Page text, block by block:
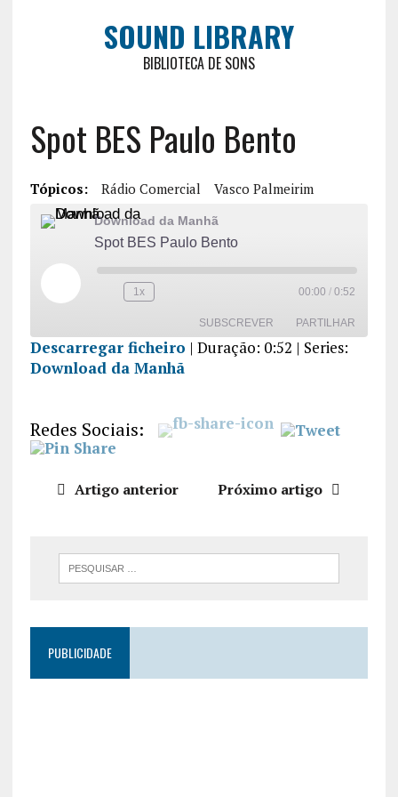
SOUND LIBRARY
BIBLIOTECA DE SONS
Spot BES Paulo Bento
Tópicos: Rádio Comercial Vasco Palmeirim
Download da Manhã
Spot BES Paulo Bento
1x 00:00 / 0:52
SUBSCREVER PARTILHAR
PARTILHA
INCORPO
RAR
Descarregar ficheiro | Duração: 0:52 | Series:
Download da Manhã
Redes Sociais:
Artigo anterior Próximo artigo
PUBLICIDADE